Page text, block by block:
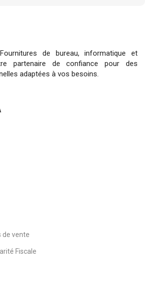
de bureau, informatique et
partenaire de confiance pour des
adaptées à vos besoins.
de vente
Fiscale